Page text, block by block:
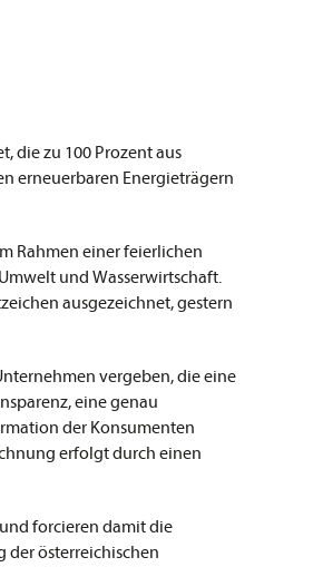
die zu 100 Prozent aus
erneuerbaren Energieträgern
Rahmen einer feierlichen
und Wasserwirtschaft.
ausgezeichnet, gestern
vergeben, die eine
eine genau
der Konsumenten
erfolgt durch einen
forcieren damit die
der österreichischen